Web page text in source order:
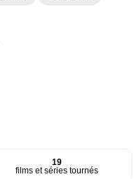
19
films et séries tournés